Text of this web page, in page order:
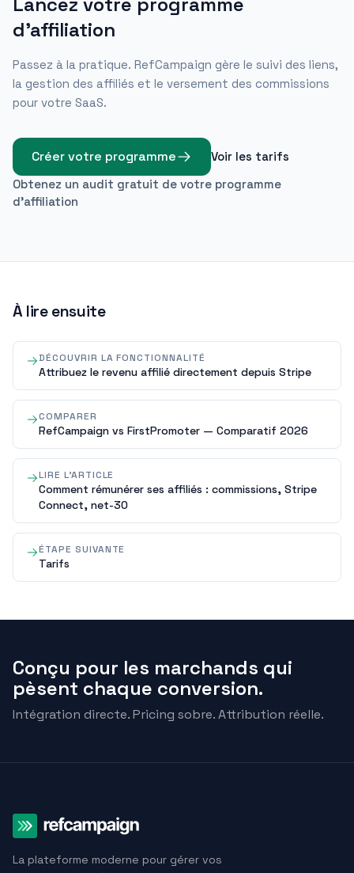
d'affiliation
Passez à la pratique. RefCampaign gère le suivi des liens,
la gestion des affiliés et le versement des commissions
pour votre SaaS.
Créer votre programme
Voir les tarifs
Obtenez un audit gratuit de votre programme
d'affiliation
À lire ensuite
DÉCOUVRIR LA FONCTIONNALITÉ
Attribuez le revenu affilié directement depuis Stripe
COMPARER
RefCampaign vs FirstPromoter — Comparatif 2026
LIRE L'ARTICLE
Comment rémunérer ses affiliés : commissions, Stripe
Connect, net-30
ÉTAPE SUIVANTE
Tarifs
Conçu pour les marchands qui
pèsent chaque conversion.
Intégration directe. Pricing sobre. Attribution réelle.
La plateforme moderne pour gérer vos